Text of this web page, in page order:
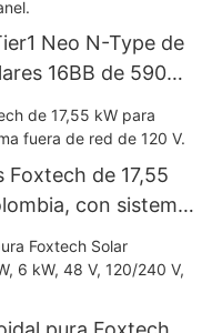
Neo N-Type de
16BB de 590
650 vatios con
de 17,55
con sistema